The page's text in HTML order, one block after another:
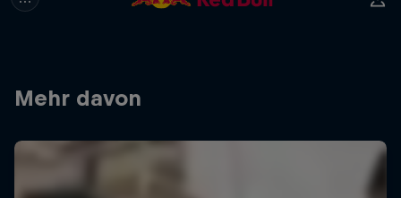
Mehr davon